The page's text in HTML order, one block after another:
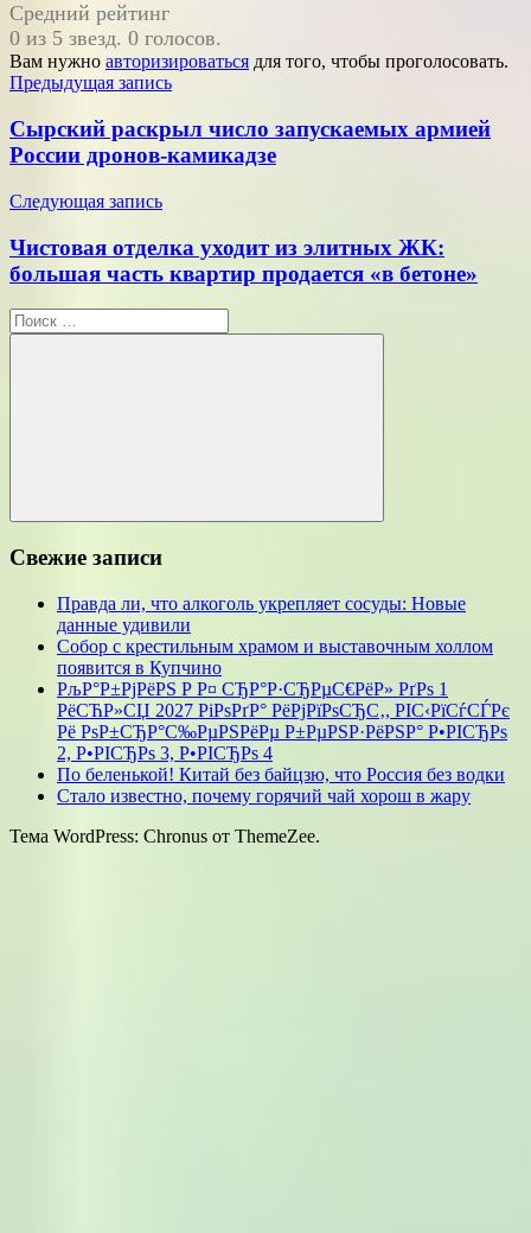
Средний рейтинг
0 из 5 звезд. 0 голосов.
Вам нужно авторизироваться для того, чтобы проголосовать.
Навигация
по
записям
Предыдущая запись
Сырский раскрыл число запускаемых армией
России дронов-камикадзе
Следующая запись
Чистовая отделка уходит из элитных ЖК:
большая часть квартир продается «в бетоне»
Поиск
для:
Поиск
Свежие записи
Правда ли, что алкоголь укрепляет сосуды: Новые
данные удивили
Собор с крестильным храмом и выставочным холлом
появится в Купчино
РљР°Р±РјРёРЅ Р Р¤ СЂР°Р·СЂРµС€РёР» РґРѕ 1
РёСЋР»СЏ 2027 РіРѕРґР° РёРјРїРѕСЂС‚, РІС‹РїСѓСЃРє
Рё РѕР±СЂР°С‰РµРЅРёРµ Р±РµРЅР·РёРЅР° Р•РІСЂРѕ
2, Р•РІСЂРѕ 3, Р•РІСЂРѕ 4
По беленькой! Китай без байцзю, что Россия без водки
Стало известно, почему горячий чай хорош в жару
Тема WordPress: Chronus от ThemeZee.